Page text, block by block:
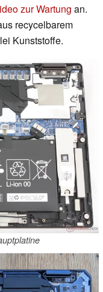
zur Wartung an.
recycelbarem
Kunststoffe.